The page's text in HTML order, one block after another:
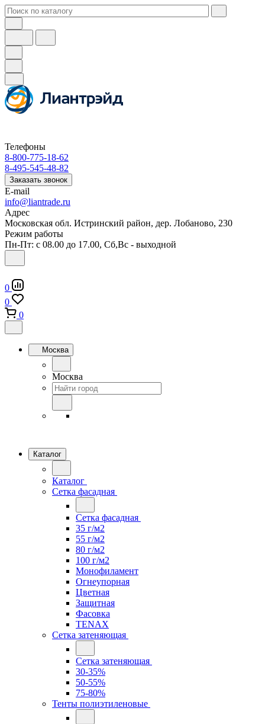
Телефоны
8-800-775-18-62
8-495-545-48-82
Заказать звонок
E-mail
info@liantrade.ru
Адрес
Московская обл. Истринский район, дер. Лобаново, 230
Режим работы
Пн-Пт: c 08.00 до 17.00, Cб,Вс - выходной
0
0
0
Москва
Москва
Каталог
Каталог
Сетка фасадная
Сетка фасадная
35 г/м2
55 г/м2
80 г/м2
100 г/м2
Монофиламент
Огнеупорная
Цветная
Защитная
Фасовка
TENAX
Сетка затеняющая
Сетка затеняющая
30-35%
50-55%
75-80%
Тенты полиэтиленовые